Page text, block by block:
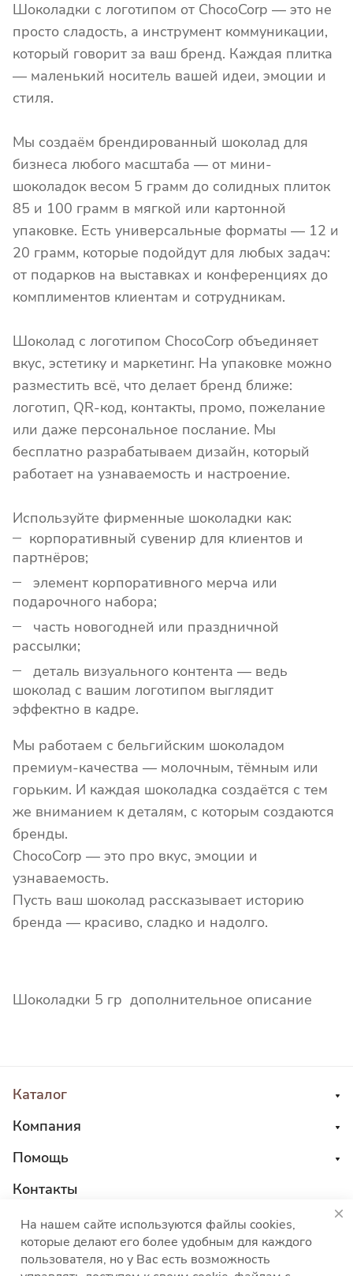
Шоколадки с логотипом от ChocoCorp — это не
просто сладость, а инструмент коммуникации,
который говорит за ваш бренд. Каждая плитка
— маленький носитель вашей идеи, эмоции и
стиля.
Мы создаём брендированный шоколад для
бизнеса любого масштаба — от мини-
шоколадок весом 5 грамм до солидных плиток
85 и 100 грамм в мягкой или картонной
упаковке. Есть универсальные форматы — 12 и
20 грамм, которые подойдут для любых задач:
от подарков на выставках и конференциях до
комплиментов клиентам и сотрудникам.
Шоколад с логотипом ChocoCorp объединяет
вкус, эстетику и маркетинг. На упаковке можно
разместить всё, что делает бренд ближе:
логотип, QR-код, контакты, промо, пожелание
или даже персональное послание. Мы
бесплатно разрабатываем дизайн, который
работает на узнаваемость и настроение.
Используйте фирменные шоколадки как:
корпоративный сувенир для клиентов и
партнёров;
элемент корпоративного мерча или
подарочного набора;
часть новогодней или праздничной
рассылки;
деталь визуального контента — ведь
шоколад с вашим логотипом выглядит
эффектно в кадре.
Мы работаем с бельгийским шоколадом
премиум-качества — молочным, тёмным или
горьким. И каждая шоколадка создаётся с тем
же вниманием к деталям, с которым создаются
бренды.
ChocoCorp — это про вкус, эмоции и
узнаваемость.
Пусть ваш шоколад рассказывает историю
бренда — красиво, сладко и надолго.
Шоколадки 5 гр дополнительное описание
Каталог
Компания
Помощь
Контакты
8 800 555 45 04
sales@choco-corp.com
На нашем сайте используются файлы cookies,
которые делают его более удобным для каждого
пользователя, но у Вас есть возможность